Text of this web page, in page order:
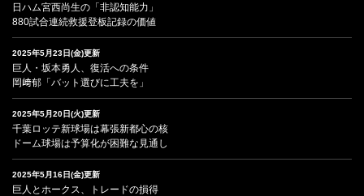
日ハム宮西尚生の「非認知能力」
880試合連続救援登板記録の価値
2025年5月23日(金)更新
巨人・坂本勇人、復活への条件
岡﨑郁「バット選びに工夫を」
2025年5月20日(火)更新
千葉ロッテ新球場は幕張新都心の核
ドーム球場は予算化が困難な見通し
2025年5月16日(金)更新
巨人とホークス、トレードの損得